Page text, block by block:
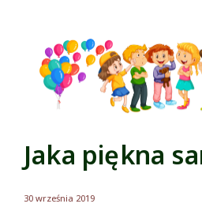
Jaka piękna
30 września 2019